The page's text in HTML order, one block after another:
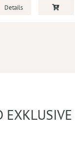
Details
EXKLUSIVE